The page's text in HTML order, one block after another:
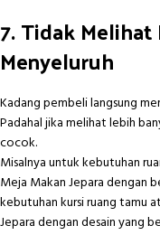
7. Tidak
Menyeluruh
Kadang pembeli langsung
Padahal jika melihat lebih
cocok.
Misalnya untuk kebutuhan
Meja Makan Jeparadengan
kebutuhan kursi ruang tamu
Jeparadengan desain yang